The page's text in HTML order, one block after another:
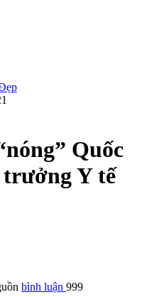
Quốc
Y tế
bình luận 999